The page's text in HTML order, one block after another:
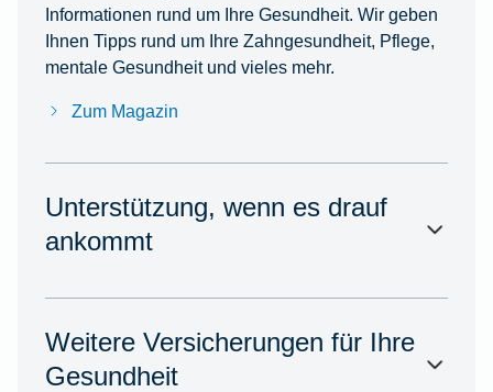
Informationen rund um Ihre Gesundheit. Wir geben
Ihnen Tipps rund um Ihre Zahngesundheit, Pflege,
mentale Gesundheit und vieles mehr.
Zum Magazin
Unterstützung, wenn es drauf
ankommt
Weitere Versicherungen für Ihre
Gesundheit